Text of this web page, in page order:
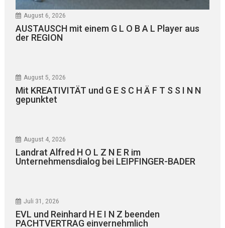
August 6, 2026
AUSTAUSCH mit einem G L O B A L Player aus
der REGION
August 5, 2026
Mit KREATIVITÄT und G E S C H Ä F T S S I N N
gepunktet
August 4, 2026
Landrat Alfred H O L Z N E R im
Unternehmensdialog bei LEIPFINGER-BADER
Juli 31, 2026
EVL und Reinhard H E I N Z beenden
PACHTVERTRAG einvernehmlich